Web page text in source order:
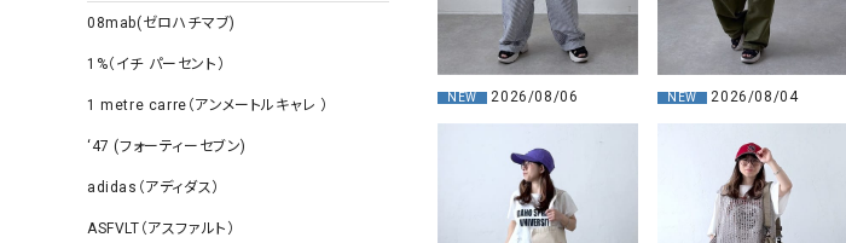
08mab(ゼロハチマブ)
1%（イチ パーセント）
1 metre carre（アンメートルキャレ ）
‘47 (フォーティーセブン)
adidas（アディダス）
ASFVLT（アスファルト）
NEW 2026/08/06 NEW 2026/08/04